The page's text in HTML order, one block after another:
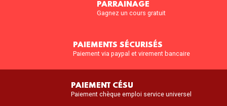
PARRAINAGE
Gagnez un cours gratuit
PAIEMENTS SÉCURISÉS
Paiement via paypal et virement bancaire
PAIEMENT CÉSU
Paiement chèque emploi service universel